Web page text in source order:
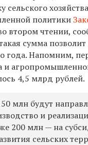
политики
втором чтении,
сумма
года. Напомним,
4,5 млрд рублей.
млн будут
и
200 млн — на
сельских